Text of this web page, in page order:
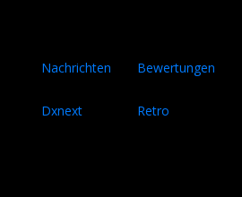
Nachrichten Bewertungen
Dxnext
Retro